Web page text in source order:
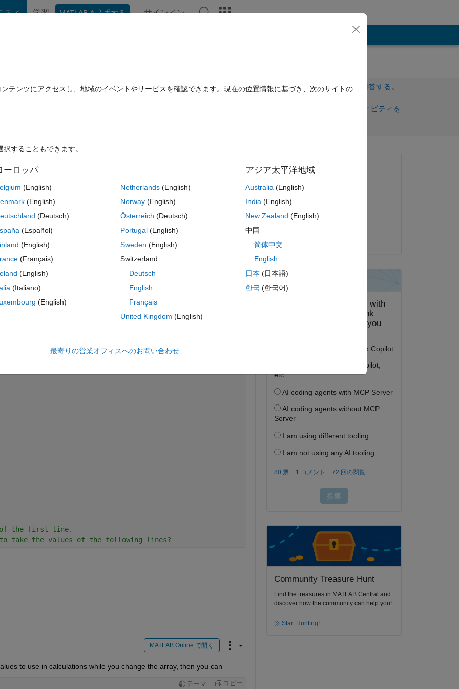
ティ 学習 MATLAB を入手する サインイン
に関する FAQ
サインインしてこの質問に回答する。
サインインしてアクティビティを
0 投票
0.22  4.20  2.39  3.97  3.24  4.43  0.96  6.41  2.00  7.07  3.34  6.77
4.05  1.64  3.66  3.61  3.67  0.53  7.02  2.02  6.30  3.77  6.92
3.80  1.65  4.13  3.62  4.09  0.69  6.86  2.14  6.30  3.31  7.03 ];
I do the following for the first line.
of the first line.
take the values of the following lines?
MATLAB Online で開く
to use in calculations while you change the array, then you can
テーマ コピー
質問済み:
2019 年 9 月 10 日
コメント済み:
Community Treasure Hunt
Find the treasures in MATLAB Central and
discover how the community can help you!
Start Hunting!
テンツにアクセスし、地域のイベントやサービスを確認できます。現在の位置情報に基づき、次のサイトの
することもできます。
ーロッパ
(English)
(English)
(Deutsch)
(Español)
(English)
(Français)
(English)
(Italiano)
(English)
Netherlands(English)
Norway(English)
Österreich (Deutsch)
Portugal(English)
Sweden (English)
Switzerland
Deutsch
English
Français
United Kingdom (English)
アジア太平洋地域
Australia(English)
India(English)
New Zealand (English)
中国
简体中文
English
日本 (日本語)
한국 (한국어)
最寄りの営業オフィスへのお問い合わせ